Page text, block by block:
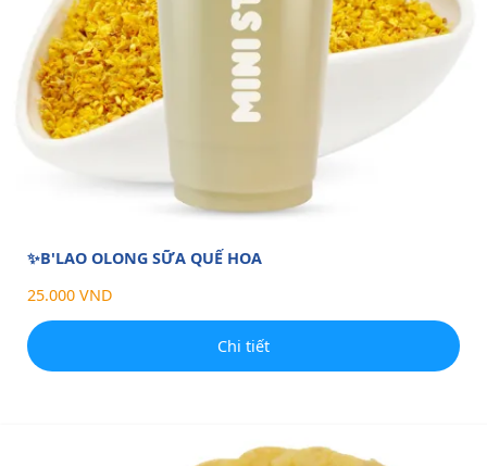
✨B'LAO OLONG SỮA QUẾ HOA
25.000 VND
Chi tiết